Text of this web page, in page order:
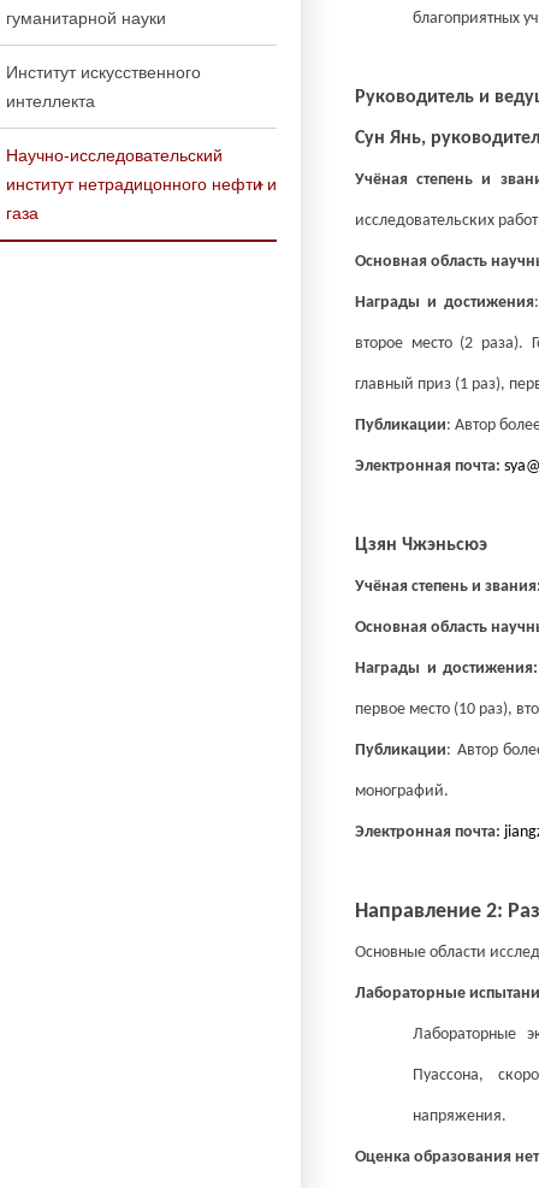
гуманитарной науки
Институт искусственного
интеллекта
Научно-исследовательский
институт нетрадицонного нефти и
газа
благоприятных
Руководитель и
Сун Янь,
Учёная степень и
исследовательских
Основная область
Награды и достижения
второе место (2 раза).
главный приз (1 раз),
Публикации: Автор
Электронная почта:
Цзян Чжэньсюэ
Учёная степень и
Основная область
Награды и
первое место (10 раз),
Публикации: Автор
монографий.
Электронная почта:
Направление 2:
Основные области
Лабораторные
Лабораторные
Пуассона,
напряжения.
Оценка образования